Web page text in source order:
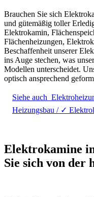
Brauchen Sie sich
und gütemäßig toller
Elektrokamin,
Flächenheizungen,
Beschaffenheit unserer
ins Auge stechen, was
Modellen unterscheidet.
optisch ansprechend
Siehe auch
Heizungsbau / ✓
Elektrokamine
Sie sich von der